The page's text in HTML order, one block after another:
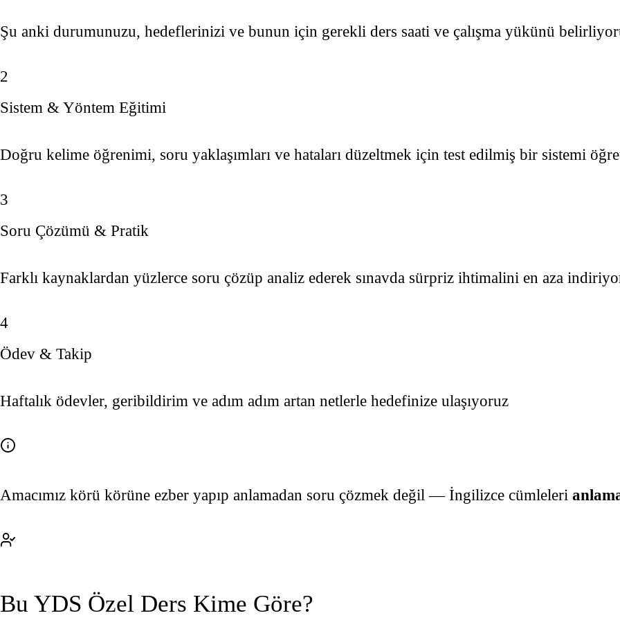
Şu anki durumunuzu, hedeflerinizi ve bunun için gerekli ders saati ve çalışma yükünü
2
Sistem & Yöntem Eğitimi
Doğru kelime öğrenimi, soru yaklaşımları ve hataları düzeltmek için test edilmiş bir sistemi
3
Soru Çözümü & Pratik
Farklı kaynaklardan yüzlerce soru çözüp analiz ederek sınavda sürpriz ihtimalini en aza
4
Ödev & Takip
Haftalık ödevler, geribildirim ve adım adım artan netlerle hedefinize ulaşıyoruz
Amacımız körü körüne ezber yapıp anlamadan soru çözmek değil — İngilizce cümleleri
Bu YDS Özel Ders Kime Göre?